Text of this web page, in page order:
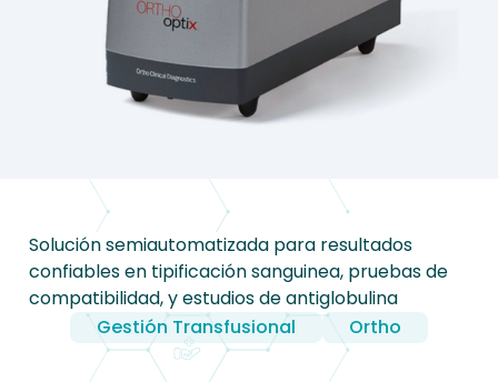
Solución semiautomatizada para resultados
confiables en tipificación sanguinea, pruebas de
compatibilidad, y estudios de antiglobulina
Gestión Transfusional
Ortho